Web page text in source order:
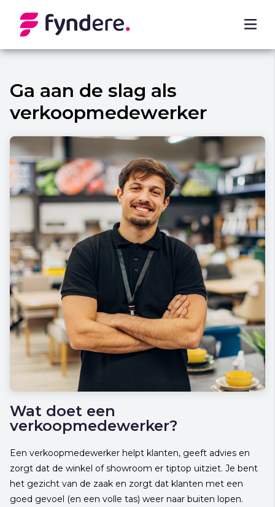
Ga aan de slag als
verkoopmedewerker
Wat doet een
verkoopmedewerker?
Een verkoopmedewerker helpt klanten, geeft advies en
zorgt dat de winkel of showroom er tiptop uitziet. Je bent
het gezicht van de zaak en zorgt dat klanten met een
goed gevoel (en een volle tas) weer naar buiten lopen.